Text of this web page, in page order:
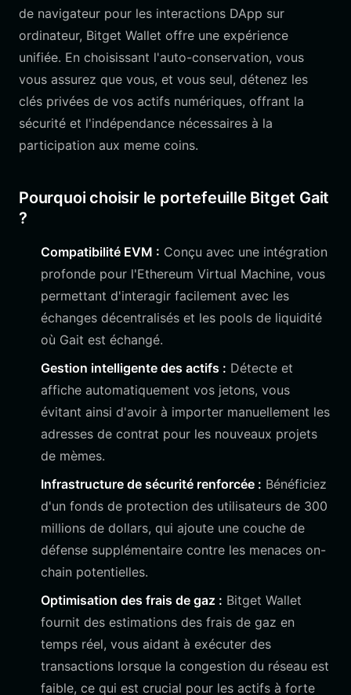
de navigateur pour les interactions DApp sur
ordinateur, Bitget Wallet offre une expérience
unifiée. En choisissant l'auto-conservation, vous
vous assurez que vous, et vous seul, détenez les
clés privées de vos actifs numériques, offrant la
sécurité et l'indépendance nécessaires à la
participation aux meme coins.
Pourquoi choisir le portefeuille Bitget Gait
?
Compatibilité EVM : Conçu avec une intégration
profonde pour l'Ethereum Virtual Machine, vous
permettant d'interagir facilement avec les
échanges décentralisés et les pools de liquidité
où Gait est échangé.
Gestion intelligente des actifs : Détecte et
affiche automatiquement vos jetons, vous
évitant ainsi d'avoir à importer manuellement les
adresses de contrat pour les nouveaux projets
de mèmes.
Infrastructure de sécurité renforcée : Bénéficiez
d'un fonds de protection des utilisateurs de 300
millions de dollars, qui ajoute une couche de
défense supplémentaire contre les menaces on-
chain potentielles.
Optimisation des frais de gaz : Bitget Wallet
fournit des estimations des frais de gaz en
temps réel, vous aidant à exécuter des
transactions lorsque la congestion du réseau est
faible, ce qui est crucial pour les actifs à forte